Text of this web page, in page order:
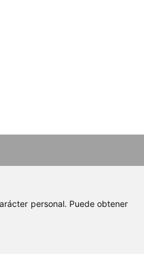
personal. Puede obtener